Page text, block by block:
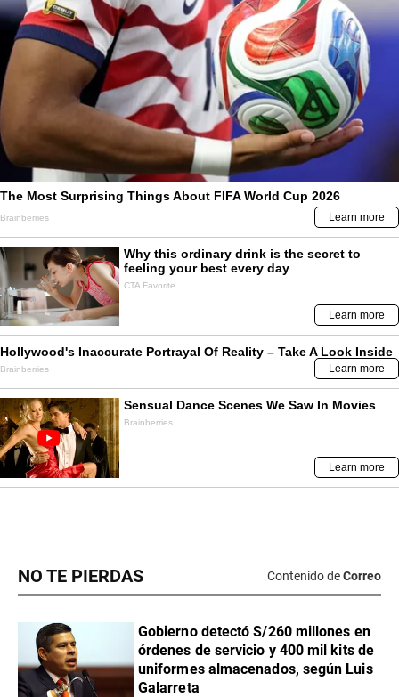
NO TE PIERDAS Contenido deCorreo
Gobierno detectó S/260 millones en
órdenes de servicio y 400 mil kits de
uniformes almacenados, según Luis
Galarreta